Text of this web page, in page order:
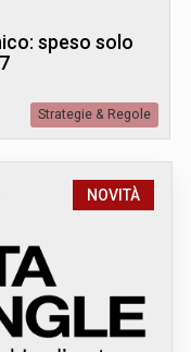
speso solo
Strategie & Regole
NOVITÀ